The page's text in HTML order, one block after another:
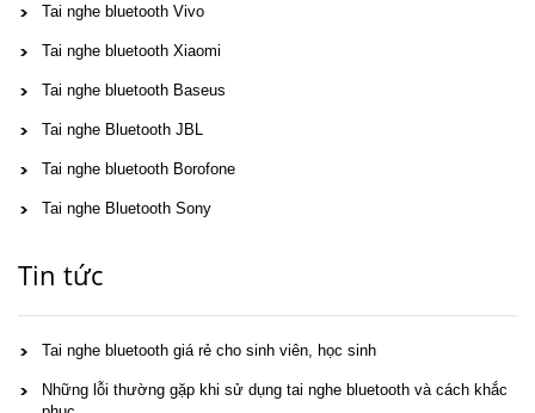
Tai nghe bluetooth Vivo
Tai nghe bluetooth Xiaomi
Tai nghe bluetooth Baseus
Tai nghe Bluetooth JBL
Tai nghe bluetooth Borofone
Tai nghe Bluetooth Sony
Tin tức
Tai nghe bluetooth giá rẻ cho sinh viên, học sinh
Những lỗi thường gặp khi sử dụng tai nghe bluetooth và cách khắc